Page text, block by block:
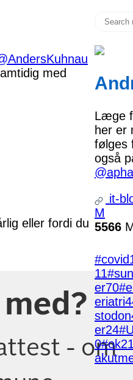
med
eller fordi du
Læge
her er
følges
også
it-
M
5566
11
er70
eriatri
stodon
er24
0#ok21